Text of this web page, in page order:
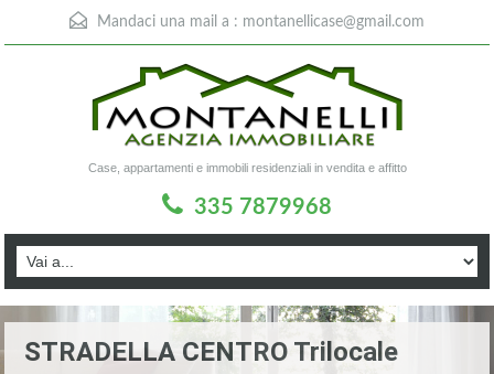
Mandaci una mail a : montanellicase@gmail.com
Case, appartamenti e immobili residenziali in vendita e affitto
335 7879968
STRADELLA CENTRO Trilocale